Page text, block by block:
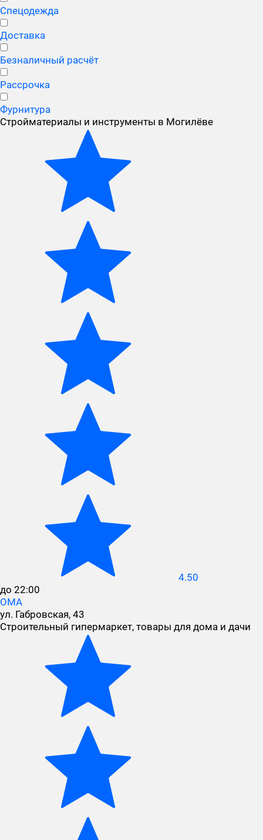
Спецодежда
Доставка
Безналичный расчёт
Рассрочка
Фурнитура
Стройматериалы и инструменты в Могилёве
4.50
до 22:00
ОМА
ул. Габровская, 43
Строительный гипермаркет, товары для дома и дачи